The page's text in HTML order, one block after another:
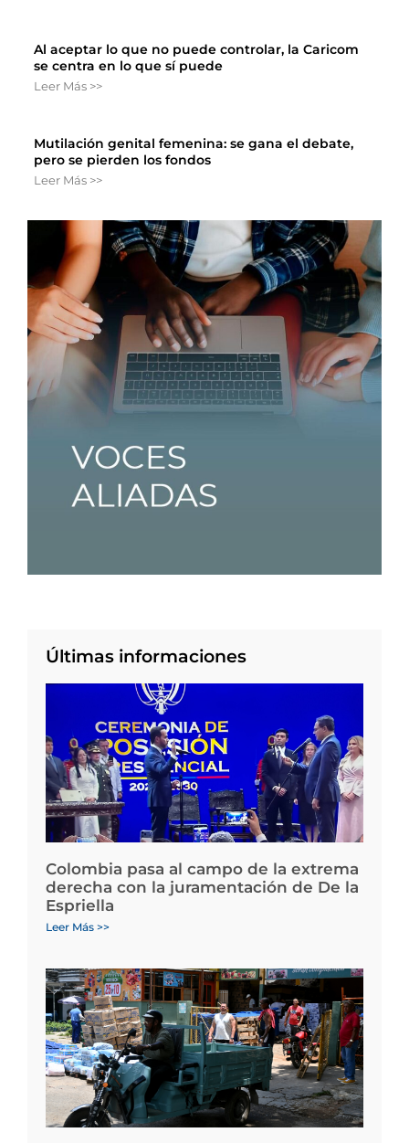
Al aceptar lo que no puede controlar, la Caricom
se centra en lo que sí puede
Leer Más >>
Mutilación genital femenina: se gana el debate,
pero se pierden los fondos
Leer Más >>
Últimas informaciones
Colombia pasa al campo de la extrema
derecha con la juramentación de De la
Espriella
Leer Más >>